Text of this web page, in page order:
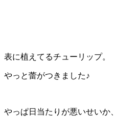
表に植えてるチューリップ。
やっと蕾がつきました♪
やっぱ日当たりが悪いせいか、